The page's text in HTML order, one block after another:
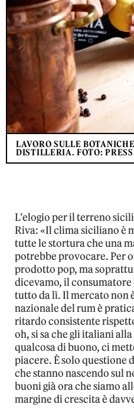
LAVORO SULLE
DISTILLERIA. FOTO: PRESS
L’elogio per il terreno
Riva: «Il clima siciliano è
tutte le stortura che una
potrebbe provocare. Per
prodotto pop, ma
dicevamo, il consumatore
tutto da lì. Il mercato non
nazionale del rum è
ritardo consistente
oh, si sa che gli italiani
qualcosa di buono, ci
piacere. È solo questione
che stanno nascendo sul
buoni già ora che siamo
margine di crescita è